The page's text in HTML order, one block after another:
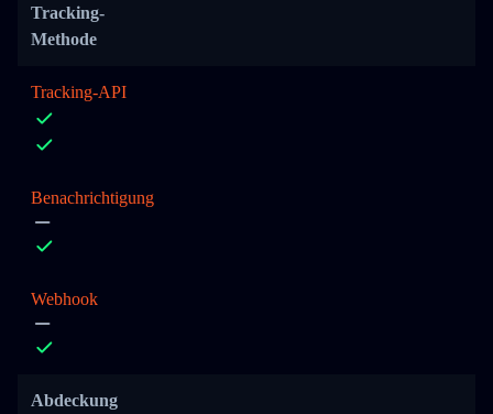
Tracking-
Methode
Tracking-API
Benachrichtigung
Webhook
Abdeckung